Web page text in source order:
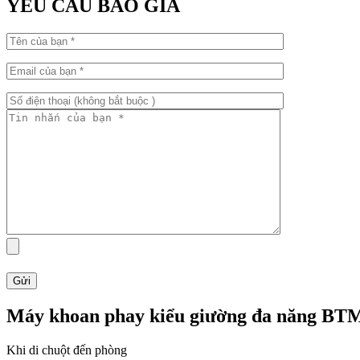
YÊU CẦU BÁO GIÁ
Máy khoan phay kiểu giường đa năng
Khi di chuột đến phòng